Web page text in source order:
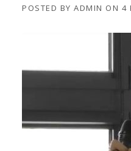
POSTED BY ADMIN ON 4